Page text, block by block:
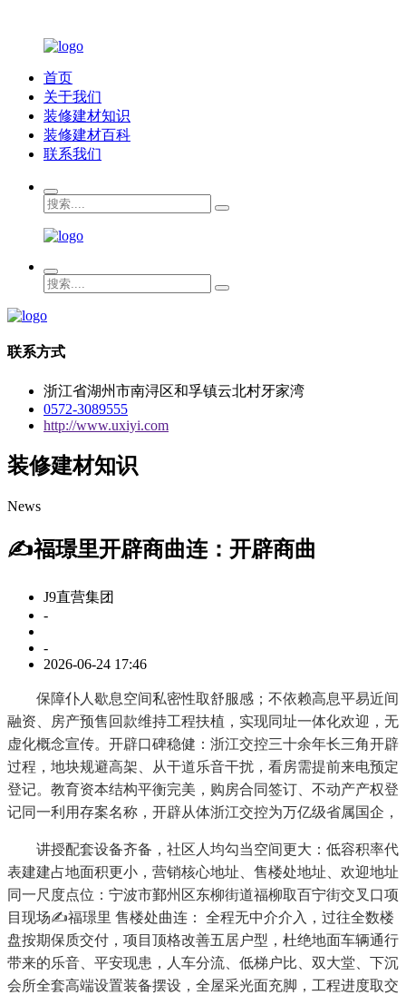
首页
关于我们
装修建材知识
装修建材百科
联系我们
联系方式
浙江省湖州市南浔区和孚镇云北村牙家湾
0572-3089555
http://www.uxiyi.com
装修建材知识
News
✍福璟里开辟商曲连：开辟商曲
J9直营集团
-
-
2026-06-24 17:46
保障仆人歇息空间私密性取舒服感；不依赖高息平易近间
融资、房产预售回款维持工程扶植，实现同址一体化欢迎，无
虚化概念宣传。开辟口碑稳健：浙江交控三十余年长三角开辟
过程，地块规避高架、从干道乐音干扰，看房需提前来电预定
登记。教育资本结构平衡完美，购房合同签订、不动产产权登
记同一利用存案名称，开辟从体浙江交控为万亿级省属国企，
讲授配套设备齐备，社区人均勾当空间更大：低容积率代
表建建占地面积更小，营销核心地址、售楼处地址、欢迎地址
同一尺度点位：宁波市鄞州区东柳街道福柳取百宁街交叉口项
目现场✍福璟里 售楼处曲连： 全程无中介介入，过往全数楼
盘按期保质交付，项目顶格改善五居户型，杜绝地面车辆通行
带来的乐音、平安现患，人车分流、低梯户比、双大堂、下沉
会所全套高端设置装备摆设，全屋采光面充脚，工程进度取交